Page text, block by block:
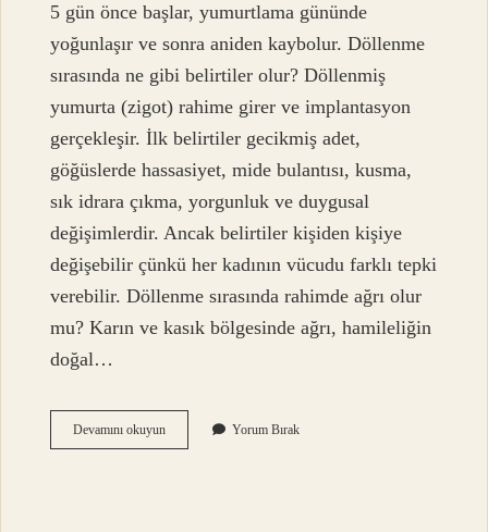
5 gün önce başlar, yumurtlama gününde
yoğunlaşır ve sonra aniden kaybolur. Döllenme
sırasında ne gibi belirtiler olur? Döllenmiş
yumurta (zigot) rahime girer ve implantasyon
gerçekleşir. İlk belirtiler gecikmiş adet,
göğüslerde hassasiyet, mide bulantısı, kusma,
sık idrara çıkma, yorgunluk ve duygusal
değişimlerdir. Ancak belirtiler kişiden kişiye
değişebilir çünkü her kadının vücudu farklı tepki
verebilir. Döllenme sırasında rahimde ağrı olur
mu? Karın ve kasık bölgesinde ağrı, hamileliğin
doğal…
Devamını okuyunDöllenme
Sırasında
Yorum Bırak